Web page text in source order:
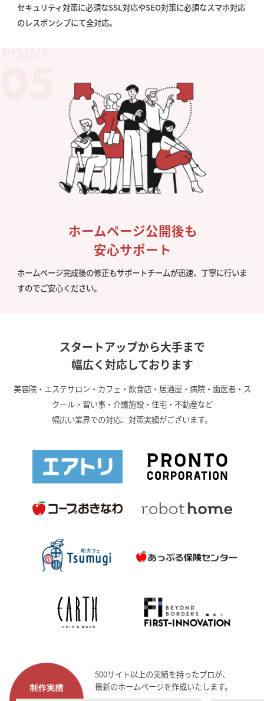
セキュリティ対策に必須なSSL対応やSEO対策に必須なスマホ対応
のレスポンシブにて全対応。
ホームページ公開後も
安心サポート
ホームページ完成後の修正もサポートチームが迅速、丁寧に行いま
すのでご安心ください。
スタートアップから大手まで
幅広く対応しております
美容院・エステサロン・カフェ・飲食店・居酒屋・病院・歯医者・ス
クール・習い事・介護施設・住宅・不動産など
幅広い業界での対応、対策実績がございます。
500サイト以上の実績を持ったプロが、
最新のホームページを作成いたします。